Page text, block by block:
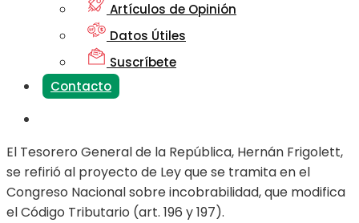
Artículos de Opinión
Datos Útiles
Suscríbete
Contacto
El Tesorero General de la República, Hernán Frigolett,
se refirió al proyecto de Ley que se tramita en el
Congreso Nacional sobre incobrabilidad, que modifica
el Código Tributario (art. 196 y 197).